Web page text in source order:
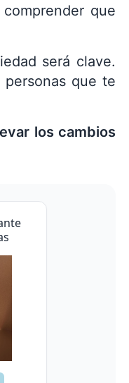
que
será clave.
que te
los cambios